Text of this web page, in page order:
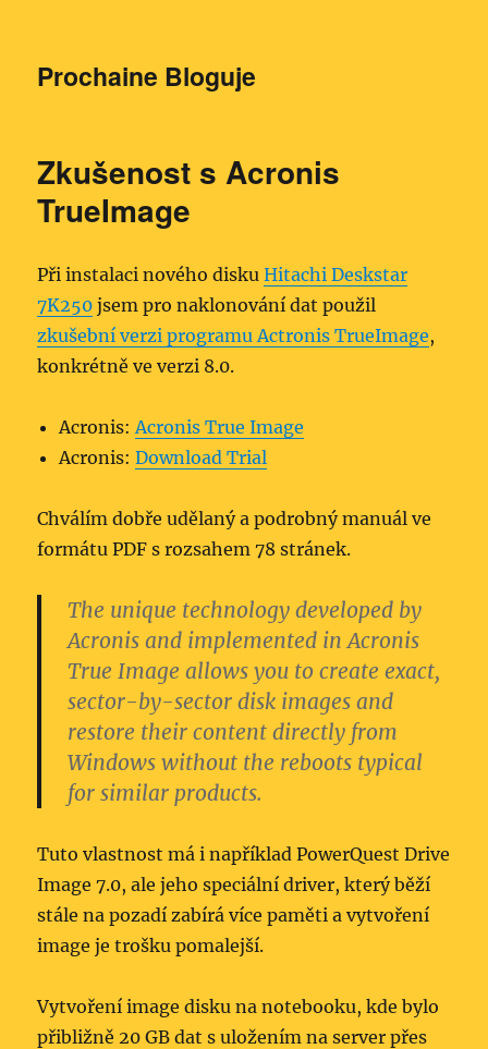
Prochaine Bloguje
Zkušenost s Acronis
TrueImage
Při instalaci nového diskuHitachi Deskstar
7K250 jsem pro naklonování dat použil
zkušební verzi programu Actronis TrueImage,
konkrétně ve verzi 8.0.
Acronis:Acronis True Image
Acronis:Download Trial
Chválím dobře udělaný a podrobný manuál ve
formátu PDF s rozsahem 78 stránek.
The unique technology developed by
Acronis and implemented in Acronis
True Image allows you to create exact,
sector-by-sector disk images and
restore their contentdirectly from
Windows without the reboots typical
for similar products.
Tuto vlastnost má i například PowerQuest Drive
Image 7.0, ale jeho speciální driver, který běží
stále na pozadí zabírá více paměti a vytvoření
image je trošku pomalejší.
Vytvoření image disku na notebooku, kde bylo
přibližně 20 GB dat s uložením na server přes